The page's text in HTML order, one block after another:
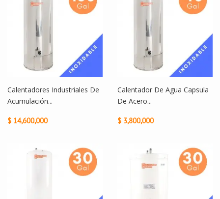
Calentadores Industriales De
Acumulación...
$ 14,600,000
Calentador De Agua Capsula
De Acero...
$ 3,800,000